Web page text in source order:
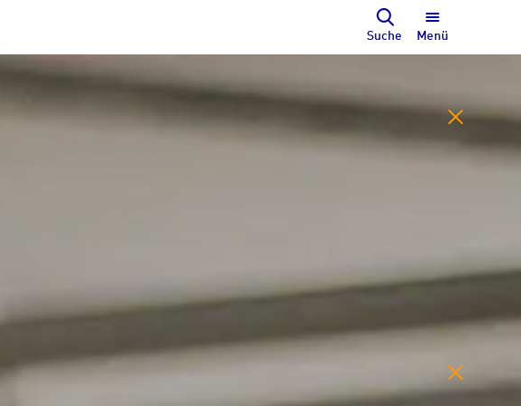
Suche Menü
schließen